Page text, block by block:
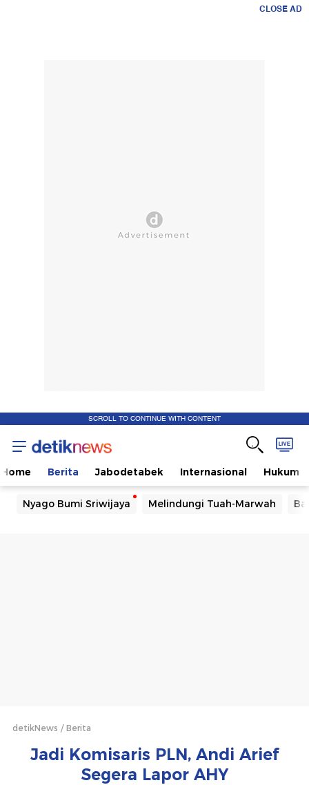
CLOSE AD
SCROLL TO CONTINUE WITH CONTENT
Home Berita Jabodetabek Internasional Hukum
Nyago Bumi Sriwijaya Melindungi Tuah-Marwah
detikNews Berita
Jadi Komisaris PLN, Andi Arief
Segera Lapor AHY